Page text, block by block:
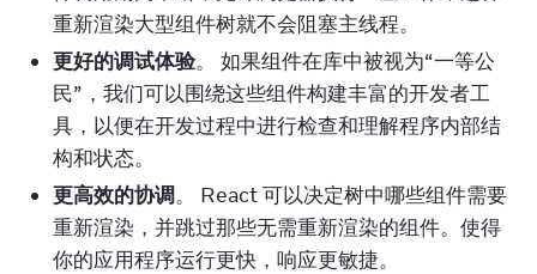
重新渲染大型组件树就不会阻塞主线程。
更好的调试体验。 如果组件在库中被视为“一等公
民”，我们可以围绕这些组件构建丰富的开发者工
具，以便在开发过程中进行检查和理解程序内部结
构和状态。
更高效的协调。 React 可以决定树中哪些组件需要
重新渲染，并跳过那些无需重新渲染的组件。使得
你的应用程序运行更快，响应更敏捷。